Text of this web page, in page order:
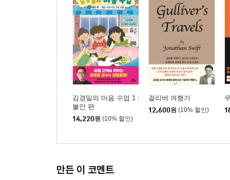
김경일의 마음 수업 1 :
불안 편
14,220원 (10% 할인)
걸리버 여행기
12,600원 (10% 할인)
만든 이 코멘트